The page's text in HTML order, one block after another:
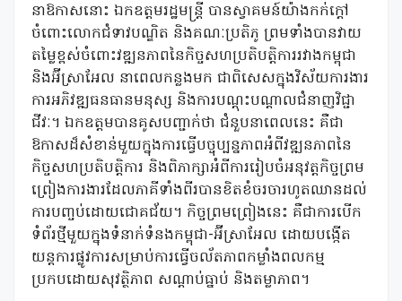
នាឱកាសនោះ ឯកឧត្តមរដ្ឋមន្ត្រី បានស្វាគមន៍យ៉ាងកក់ក្តៅ
ចំពោះលោកជំទាវបណ្ឌិត និងគណៈប្រតិភូ ព្រមទាំងបានវាយ
តម្លៃខ្ពស់ចំពោះវឌ្ឍនភាពនៃកិច្ចសហប្រតិបត្តិការរវាងកម្ពុជា
និងអ៊ីស្រាអែល នាពេលកន្លងមក ជាពិសេសក្នុងវិស័យការងារ
ការអភិវឌ្ឍធនធានមនុស្ស និងការបណ្តុះបណ្តាលជំនាញវិជ្ជា
ជីវៈ។ ឯកឧត្តមបានគូសបញ្ជាក់ថា ជំនួបនាពេលនេះ គឺជា
ឱកាសដ៏សំខាន់មួយក្នុងការធ្វើបច្ចុប្បន្នភាពអំពីវឌ្ឍនភាពនៃ
កិច្ចសហប្រតិបត្តិការ និងពិភាក្សាអំពីការរៀបចំអនុវត្តកិច្ចព្រម
ព្រៀងការងារដែលភាគីទាំងពីរបានខិតខំចរចារហូតឈានដល់
ការបញ្ចប់ដោយជោគជ័យ។ កិច្ចព្រមព្រៀងនេះ គឺជាការបើក
ទំព័រថ្មីមួយក្នុងទំនាក់ទំនងកម្ពុជា-អ៊ីស្រាអែល ដោយបង្កើត
យន្តការផ្លូវការសម្រាប់ការធ្វើចល័តភាពកម្លាំងពលកម្ម
ប្រកបដោយសុវត្ថិភាព សណ្តាប់ធ្នាប់ និងតម្លាភាព។